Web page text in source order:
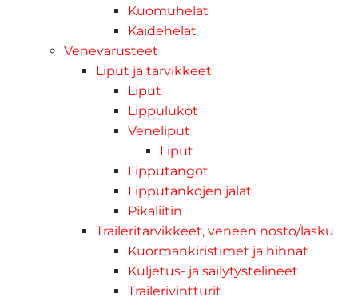
Kuomuhelat
Kaidehelat
Venevarusteet
Liput ja tarvikkeet
Liput
Lippulukot
Veneliput
Liput
Lipputangot
Lipputankojen jalat
Pikaliitin
Traileritarvikkeet, veneen nosto/lasku
Kuormankiristimet ja hihnat
Kuljetus- ja säilytystelineet
Trailerivintturit